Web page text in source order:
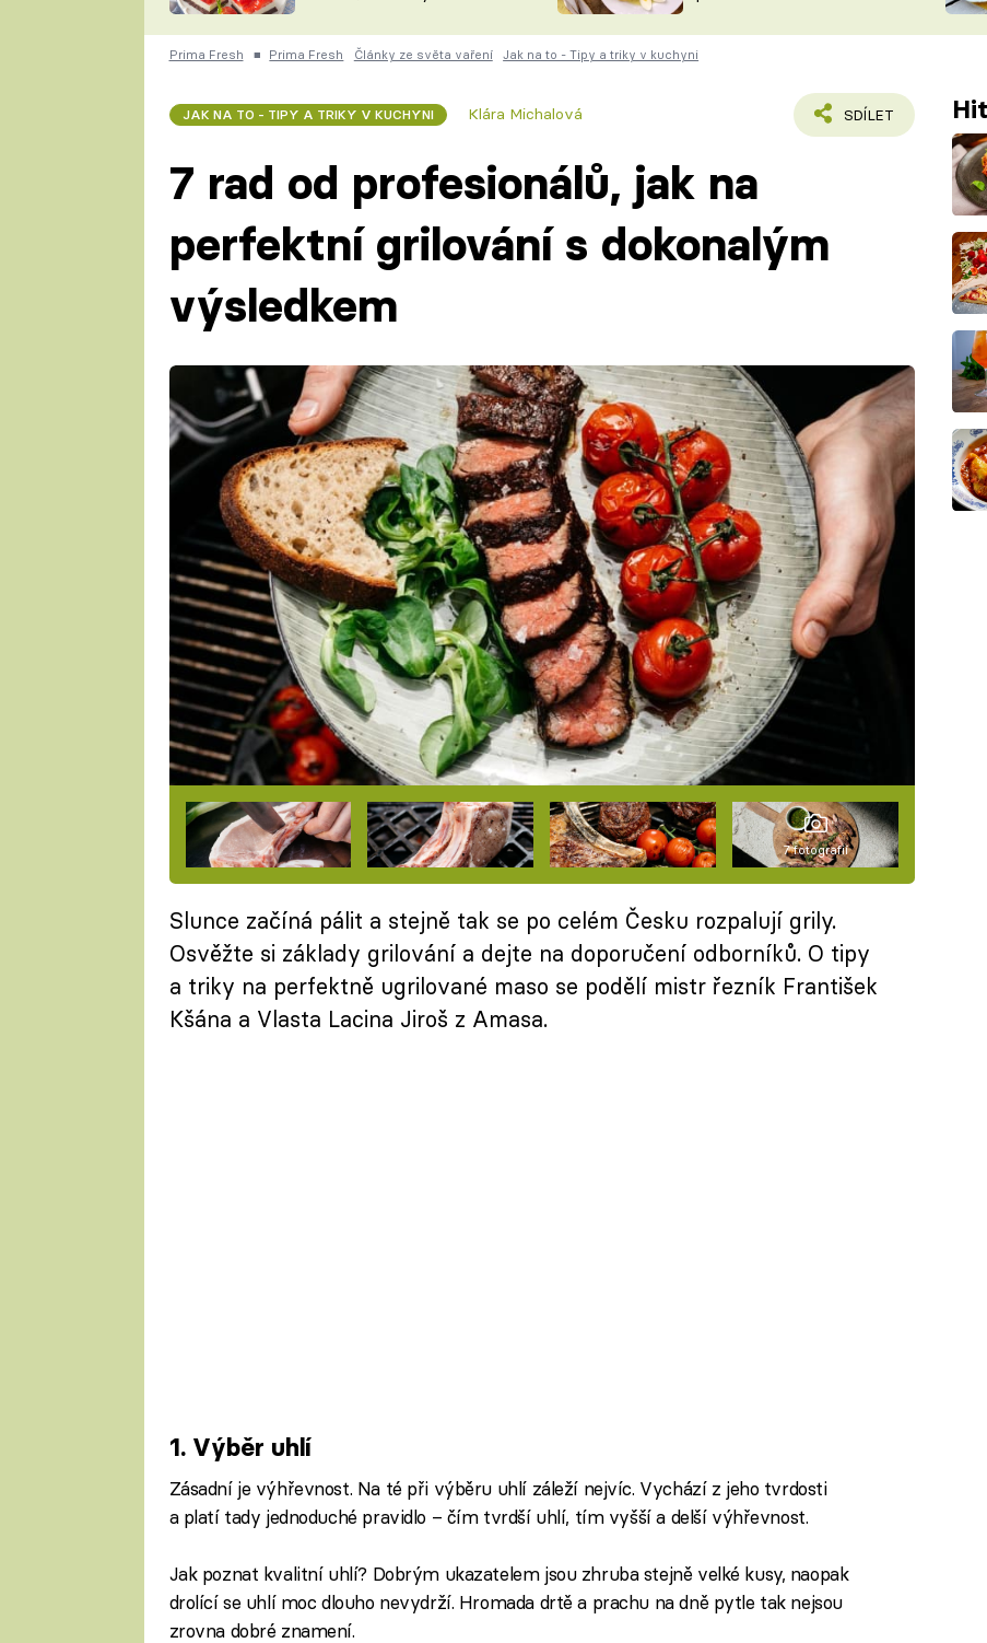
ČESKO NA TALÍŘI
DOMÁCÍ
KUCHAŘKA
VYCHYTÁVKY
ČASOPIS
Prima Fresh ■ Prima Fresh Články ze světa vaření Jak na to - Tipy a triky v kuchyni
JAK NA TO - TIPY A TRIKY V KUCHYNI Klára Michalová SDÍLET
7 rad od profesionálů, jak na
perfektní grilování s dokonalým
výsledkem
7 fotografií
Slunce začíná pálit a stejně tak se po celém Česku rozpalují grily.
Osvěžte si základy grilování a dejte na doporučení odborníků. O tipy
a triky na perfektně ugrilované maso se podělí mistr řezník František
Kšána a Vlasta Lacina Jiroš z Amasa.
1. Výběr uhlí
Zásadní je výhřevnost. Na té při výběru uhlí záleží nejvíc. Vychází z jeho tvrdosti
a platí tady jednoduché pravidlo – čím tvrdší uhlí, tím vyšší a delší výhřevnost.
Jak poznat kvalitní uhlí? Dobrým ukazatelem jsou zhruba stejně velké kusy, naopak
drolící se uhlí moc dlouho nevydrží. Hromada drtě a prachu na dně pytle tak nejsou
zrovna dobré znamení.